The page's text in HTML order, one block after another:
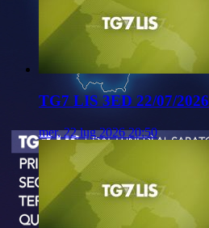
TG7 LIS 3ED 22/07/2026
mer, 22 lug 2026 20:50